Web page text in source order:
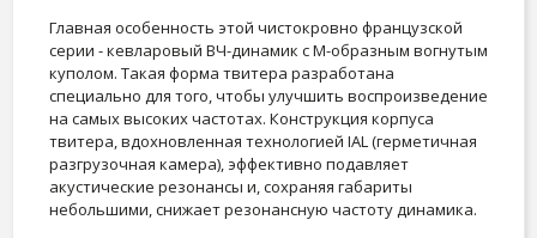
Главная особенность этой чистокровно французской
серии - кевларовый ВЧ-динамик с М-образным вогнутым
куполом. Такая форма твитера разработана
специально для того, чтобы улучшить воспроизведение
на самых высоких частотах. Конструкция корпуса
твитера, вдохновленная технологией IAL (герметичная
разгрузочная камера), эффективно подавляет
акустические резонансы и, сохраняя габариты
небольшими, снижает резонансную частоту динамика.